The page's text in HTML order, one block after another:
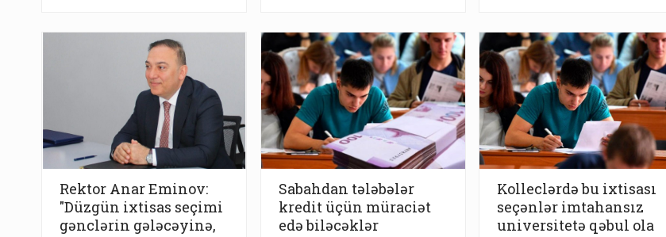
Rektor Anar Eminov:
"Düzgün ixtisas seçimi
gənclərin gələcəyinə,
Sabahdan tələbələr
kredit üçün müraciət
edə biləcəklər
Kolleclərdə bu ixtisası
seçənlər imtahansız
universitetə qəbul ola